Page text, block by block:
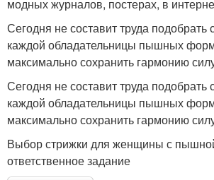
модных журналов, постерах, в
Сегодня не составит труда подобрать
каждой обладательницы пышных
максимально сохранить гармонию
Сегодня не составит труда подобрать
каждой обладательницы пышных
максимально сохранить гармонию
Выбор стрижки для женщины с
ответственное задание